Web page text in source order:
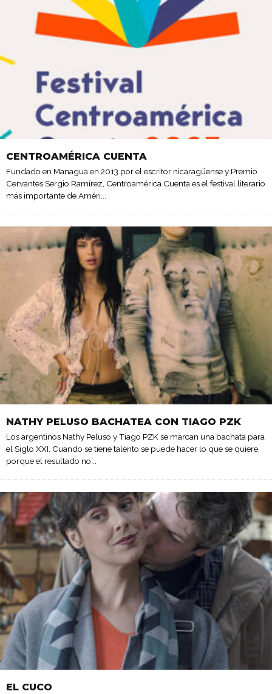
CENTROAMÉRICA CUENTA
Fundado en Managua en 2013 por el escritor nicaragüense y Premio
Cervantes Sergio Ramírez, Centroamérica Cuenta es el festival literario
más importante de Améri
NATHY PELUSO BACHATEA CON TIAGO PZK
Los argentinos Nathy Peluso y Tiago PZK se marcan una bachata para
el Siglo XXI. Cuando se tiene talento se puede hacer lo que se quiere,
porque el resultado no
EL CUCO